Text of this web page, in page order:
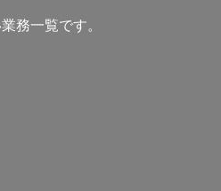
務一覧です。